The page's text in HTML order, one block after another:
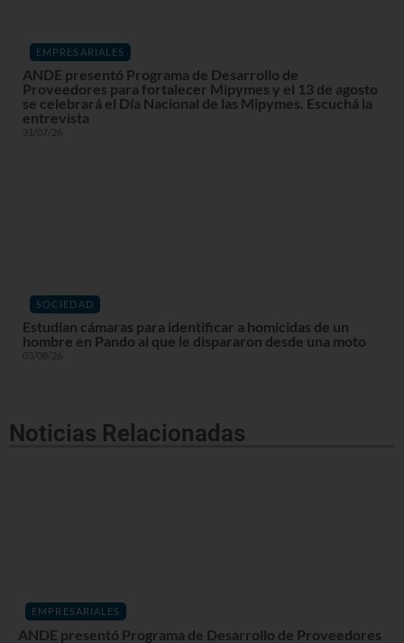
EMPRESARIALES
ANDE presentó Programa de Desarrollo de
Proveedores para fortalecer Mipymes y el 13 de agosto
se celebrará el Día Nacional de las Mipymes. Escuchá la
entrevista
31/07/26
SOCIEDAD
Estudian cámaras para identificar a homicidas de un
hombre en Pando al que le dispararon desde una moto
03/08/26
Noticias Relacionadas
EMPRESARIALES
ANDE presentó Programa de Desarrollo de Proveedores